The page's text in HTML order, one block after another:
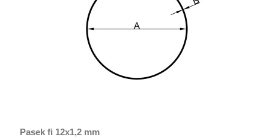
Pasek fi 12x1,2 mm